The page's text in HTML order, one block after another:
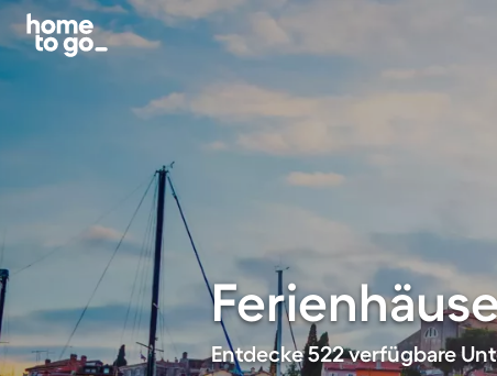
Entdecke 522 verfügbare